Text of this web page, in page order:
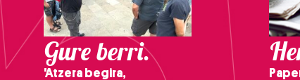
Gure berri.
'Atzera begira,